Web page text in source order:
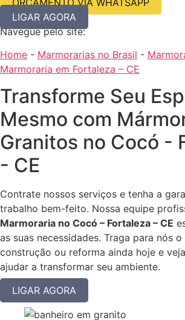
LIGAR AGORA
Navegue pelo site:
Home - Marmorarias no Brasil -
Marmoraria em Fortaleza – CE
Transforme Seu
Mesmo com
Granitos no Cocó -
- CE
Contrate nossos serviços e tenha a
trabalho bem-feito. Nossa equipe
Marmoraria no Cocó – Fortaleza – CE
as suas necessidades. Traga para nós
construção ou reforma ainda hoje e
ajudar a transformar seu ambiente.
LIGAR AGORA